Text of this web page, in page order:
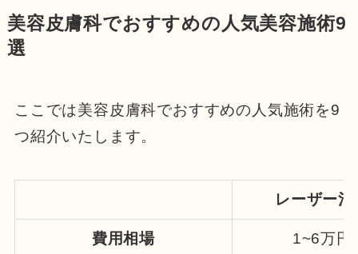
美容皮膚科でおすすめの人気美容施術9
選
ここでは美容皮膚科でおすすめの人気施術を9
つ紹介いたします。
レーザー治
費用相場 1~6万円